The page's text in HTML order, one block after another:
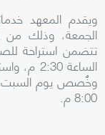
ويقدم المعهد
8:00 م.